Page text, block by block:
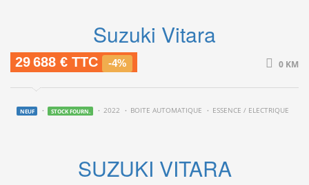
Suzuki Vitara
29 688 € TTC -4% 0 KM
NEUF STOCK FOURN. 2022 BOITE AUTOMATIQUE ESSENCE / ELECTRIQUE
SUZUKI VITARA